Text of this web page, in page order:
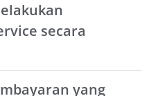
secara
yang